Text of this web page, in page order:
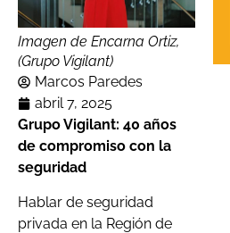
Imagen de Encarna Ortiz,
(Grupo Vigilant)
Marcos Paredes
abril 7, 2025
Grupo Vigilant: 40 años
de compromiso con la
seguridad
Hablar de seguridad
privada en la Región de